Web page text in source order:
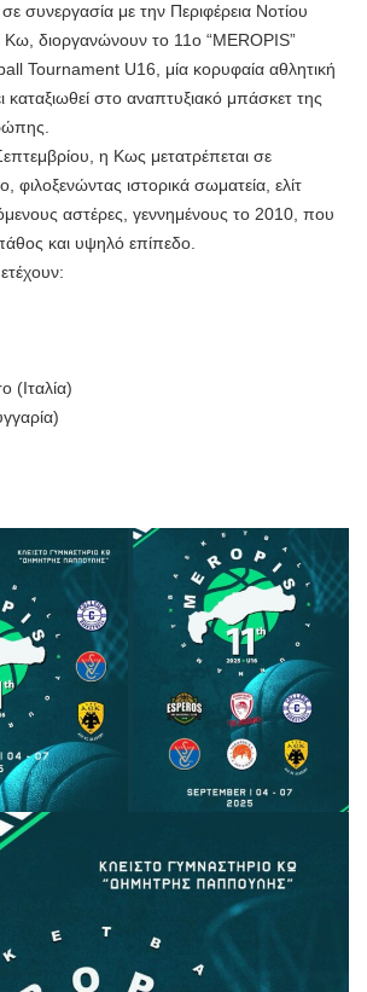
με την Περιφέρεια Νοτίου
Κω, διοργανώνουν το 11ο “MEROPIS”
Tournament U16, μία κορυφαία αθλητική
στο αναπτυξιακό μπάσκετ της
η Κως μετατρέπεται σε
φιλοξενώντας ιστορικά σωματεία, ελίτ
αστέρες, γεννημένους το 2010, που
και υψηλό επίπεδο.
(Ιταλία)